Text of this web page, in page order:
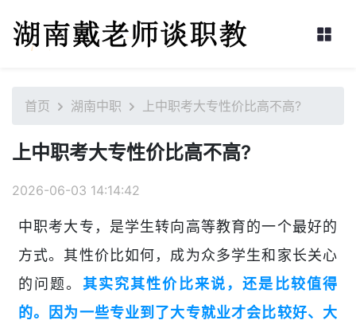
首页 湖南中职 上中职考大专性价比高不高?
上中职考大专性价比高不高?
2026-06-03 14:14:42
中职考大专，是学生转向高等教育的一个最好的
方式。其性价比如何，成为众多学生和家长关心
的问题。 其实究其性价比来说，还是比较值得
的。因为一些专业到了大专就业才会比较好、大